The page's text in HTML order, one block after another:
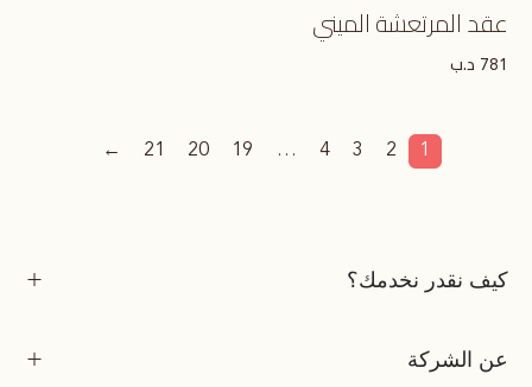
عقد المرتعشة الميني
781 د.ب
1
2
3
4
…
19
20
21
←
كيف نقدر نخدمك؟
عن الشركة